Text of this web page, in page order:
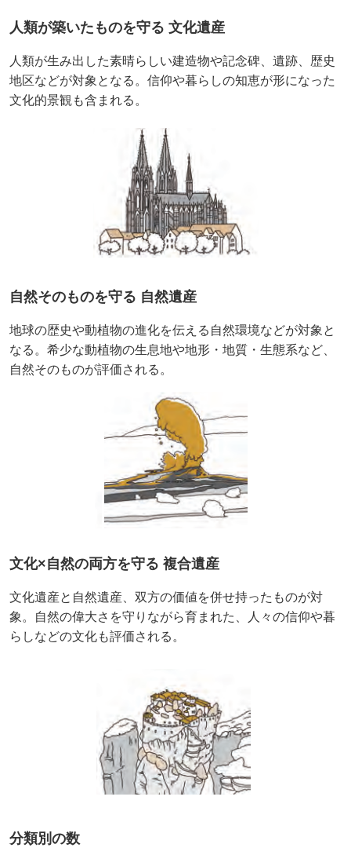
人類が築いたものを守る 文化遺産
人類が生み出した素晴らしい建造物や記念碑、遺跡、歴史
地区などが対象となる。信仰や暮らしの知恵が形になった
文化的景観も含まれる。
自然そのものを守る 自然遺産
地球の歴史や動植物の進化を伝える自然環境などが対象と
なる。希少な動植物の生息地や地形・地質・生態系など、
自然そのものが評価される。
文化×自然の両方を守る 複合遺産
文化遺産と自然遺産、双方の価値を併せ持ったものが対
象。自然の偉大さを守りながら育まれた、人々の信仰や暮
らしなどの文化も評価される。
分類別の数